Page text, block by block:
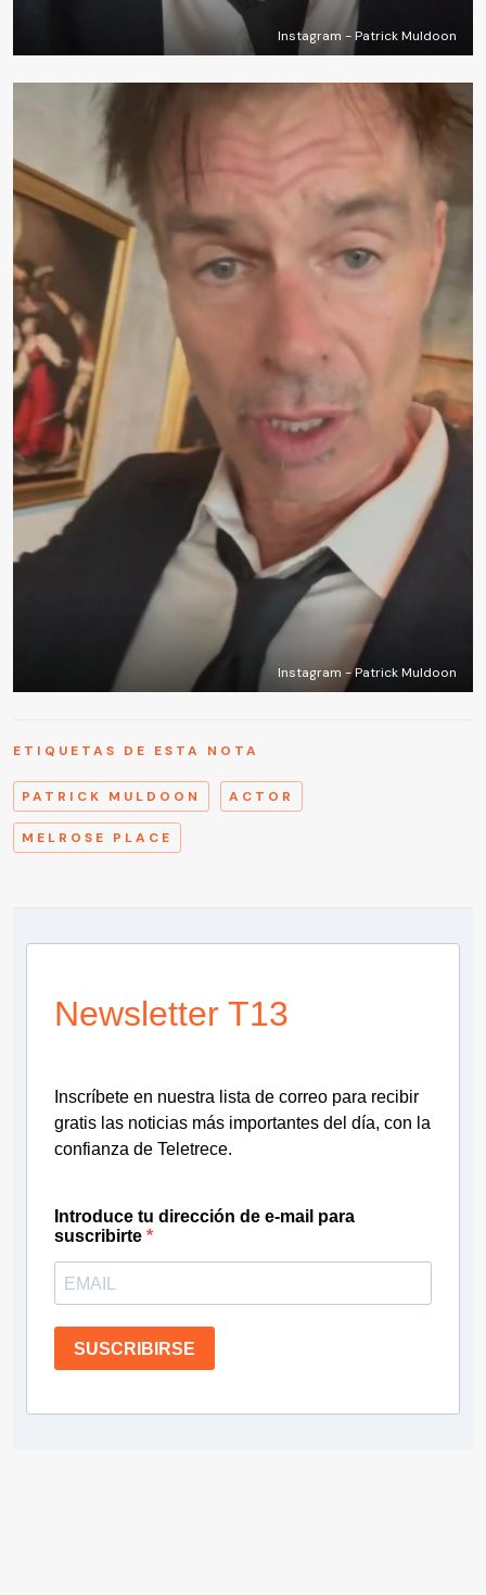
Instagram - Patrick Muldoon
Instagram - Patrick Muldoon
ETIQUETAS DE ESTA NOTA
PATRICK MULDOON ACTOR
MELROSE PLACE
Newsletter T13
Inscríbete en nuestra lista de correo para recibir
gratis las noticias más importantes del día, con la
confianza de Teletrece.
Introduce tu dirección de e-mail para
suscribirte
SUSCRIBIRSE